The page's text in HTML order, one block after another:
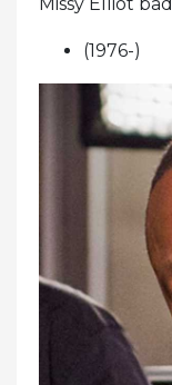
(1976-)